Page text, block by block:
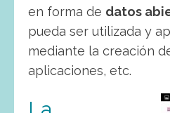
en forma de datos
pueda ser utilizada y
mediante la creación
aplicaciones, etc.